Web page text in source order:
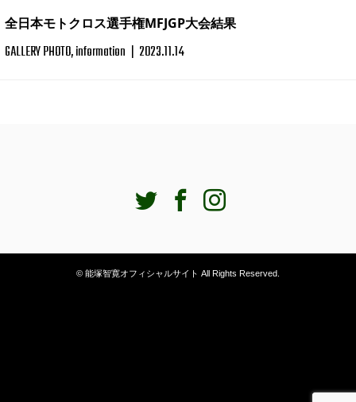
全日本モトクロス選手権MFJGP大会結果
GALLERY PHOTO,information | 2023.11.14
Twitter FacebookInstagram
© 能塚智寛オフィシャルサイト All Rights Reserved.